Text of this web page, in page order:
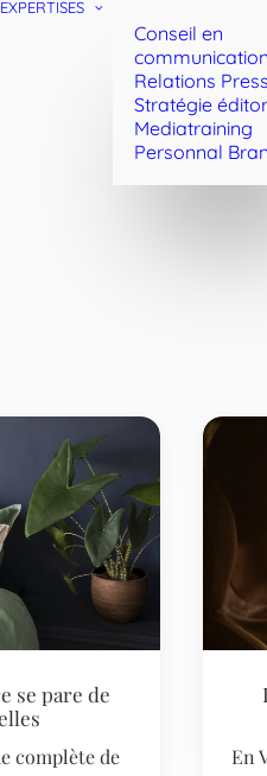
EXPERTISES
Conseil en
communication
Relations
Stratégie
Mediatraining
Personnal
se pare de
complète de
En